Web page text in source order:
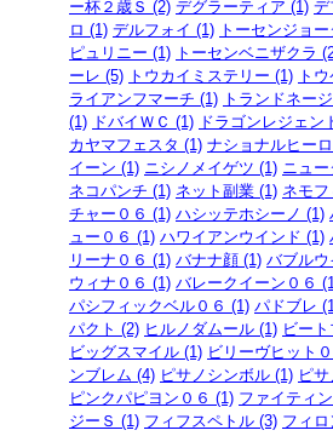
ー杯２歳Ｓ (2) デグラーティア (1) デ
ロ (1) デルフォイ (1) トーセンジョ
ピュリニー (1) トーセンベニザクラ
ーレ (5) トウカイミステリー (1) ト
ライアンフマーチ (1) トランドネー
(1) ドバイＷＣ (1) ドラゴンレジェン
カヤマフェスタ (1) ナショナルヒー
イーン (1) ニシノメイゲツ (1) ニュ
ネコパンチ (1) ネット副業 (1) ネモ
チャー０６ (1) ハシッテホシーノ (1)
ュー０６ (1) ハワイアンウインド (1)
リーナ０６ (1) バナナ顔 (1) バブル
ウィナ０６ (1) バレークイーン０６
パシフィックベル０６ (1) パドブレ
パクト (2) ヒルノダムール (1) ビー
ビッグスマイル (1) ビリーヴヒット
ンブレム (4) ピサノシンボル (1) ピ
ピンクパピヨン０６ (1) ファイティ
ジーＳ (1) フィフスペトル (3) フィ